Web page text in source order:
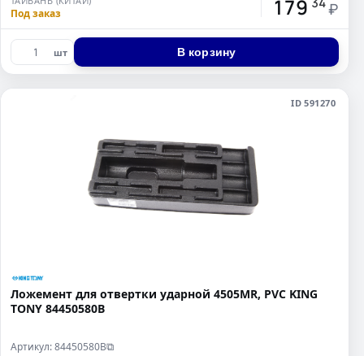
Под заказ 179 ₽
шт В корзину
ID 591270
Ложемент для отвертки ударной 4505MR, PVC KING
TONY 84450580B
Артикул: 84450580B⧉